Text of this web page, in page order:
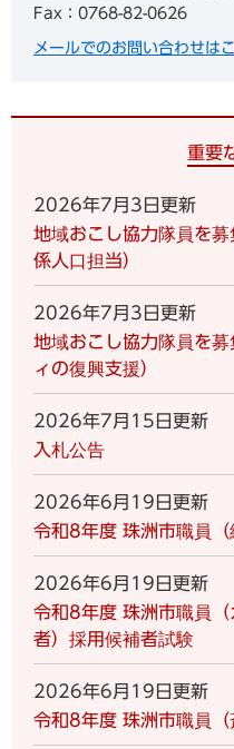
Fax：0768-82-0626
メールでのお問い合わせは
重要
2026年7月3日更新
地域おこし協力隊員を
係人口担当）
2026年7月3日更新
地域おこし協力隊員を
ィの復興支援）
2026年7月15日更新
入札公告
2026年6月19日更新
令和8年度 珠洲市職員
2026年6月19日更新
令和8年度 珠洲市職員
者）採用候補者試験
2026年6月19日更新
令和8年度 珠洲市職員